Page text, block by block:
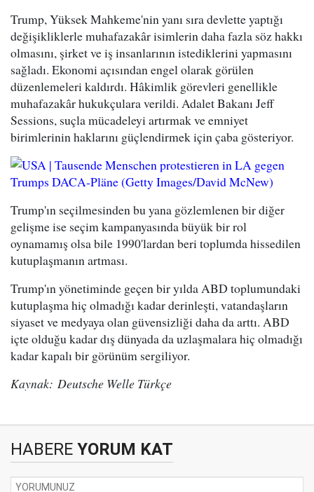
Trump, Yüksek Mahkeme'nin yanı sıra devlette yaptığı
değişikliklerle muhafazakâr isimlerin daha fazla söz hakkı
olmasını, şirket ve iş insanlarının istediklerini yapmasını
sağladı. Ekonomi açısından engel olarak görülen
düzenlemeleri kaldırdı. Hâkimlik görevleri genellikle
muhafazakâr hukukçulara verildi. Adalet Bakanı Jeff
Sessions, suçla mücadeleyi artırmak ve emniyet
birimlerinin haklarını güçlendirmek için çaba gösteriyor.
Trump'ın seçilmesinden bu yana gözlemlenen bir diğer
gelişme ise seçim kampanyasında büyük bir rol
oynamamış olsa bile 1990'lardan beri toplumda hissedilen
kutuplaşmanın artması.
Trump'ın yönetiminde geçen bir yılda ABD toplumundaki
kutuplaşma hiç olmadığı kadar derinleşti, vatandaşların
siyaset ve medyaya olan güvensizliği daha da arttı. ABD
içte olduğu kadar dış dünyada da uzlaşmalara hiç olmadığı
kadar kapalı bir görünüm sergiliyor.
Kaynak: Deutsche Welle Türkçe
HABERE YORUM KAT